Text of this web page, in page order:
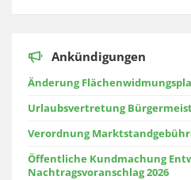
Ankündigungen
Änderung
Urlaubsvertretung
Verordnung
Öffentliche Kundmachung
Nachtragsvoranschlag 2026